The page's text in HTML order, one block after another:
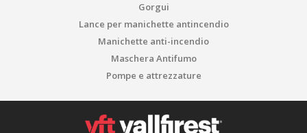
Gorgui
Lance per manichette antincendio
Manichette anti-incendio
Maschera Antifumo
Pompe e attrezzature